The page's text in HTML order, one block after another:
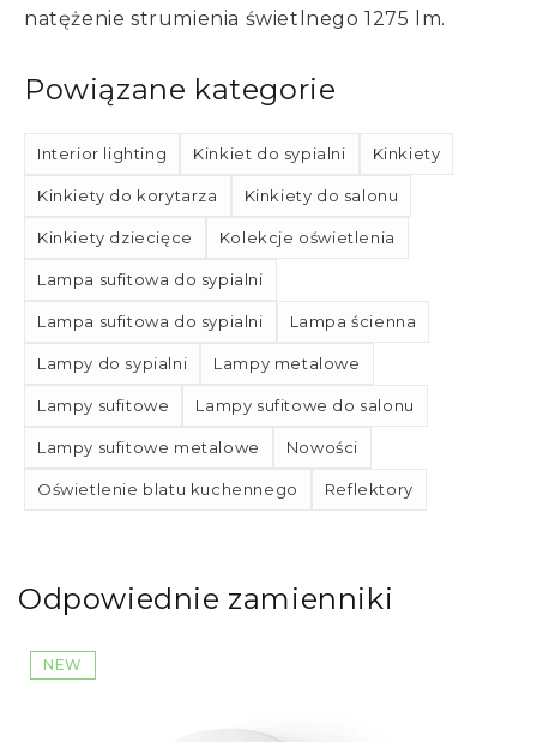
natężenie strumienia świetlnego 1275 lm.
Powiązane kategorie
Interior lighting Kinkiet do sypialni Kinkiety
Kinkiety do korytarza Kinkiety do salonu
Kinkiety dziecięce Kolekcje oświetlenia
Lampa sufitowa do sypialni
Lampa sufitowa do sypialni Lampa ścienna
Lampy do sypialni Lampy metalowe
Lampy sufitowe Lampy sufitowe do salonu
Lampy sufitowe metalowe Nowości
Oświetlenie blatu kuchennego Reflektory
Odpowiednie zamienniki
NEW